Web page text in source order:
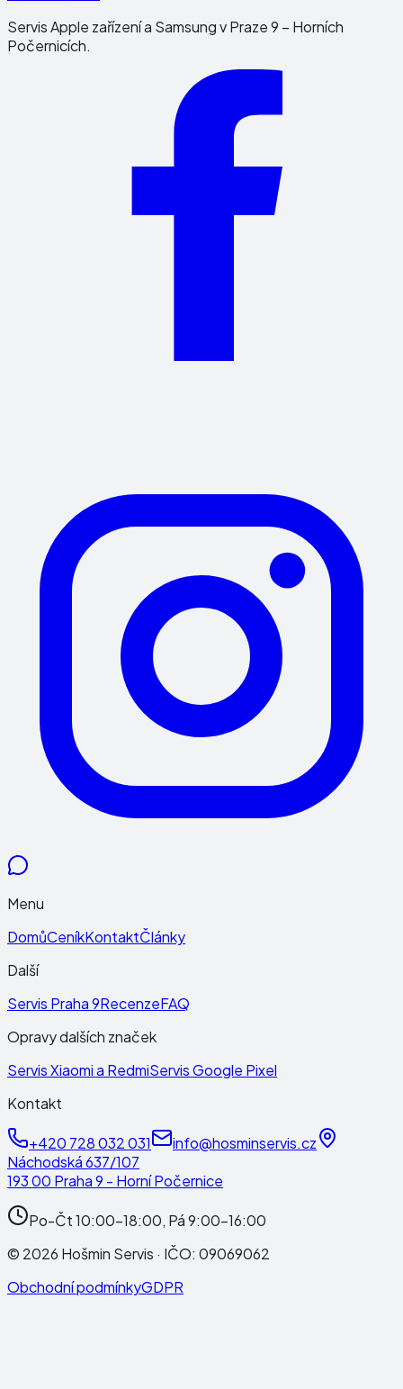
Servis Apple zařízení a Samsung v Praze 9 – Horních
Počernicích.
Menu
DomůCeníkKontaktČlánky
Další
Servis Praha 9RecenzeFAQ
Opravy dalších značek
Servis Xiaomi a RedmiServis Google Pixel
Kontakt
+420 728 032 031
info@hosminservis.cz
Náchodská 637/107
193 00 Praha 9 - Horní Počernice
Po-Čt 10:00-18:00, Pá 9:00-16:00
© 2026 Hošmin Servis · IČO: 09069062
Obchodní podmínkyGDPR